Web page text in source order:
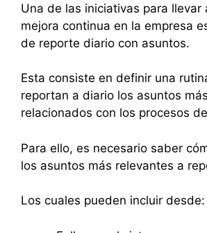
Una de las iniciativas para llevar
mejora continua en la empresa
de reporte diario con asuntos.
Esta consiste en definir una
reportan a diario los asuntos
relacionados con los procesos
Para ello, es necesario saber
los asuntos más relevantes a
Los cuales pueden incluir desde: